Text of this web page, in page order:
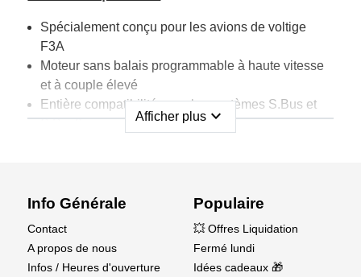
Spécialement conçu pour les avions de voltige
F3A
Moteur sans balais programmable à haute vitesse
et à couple élevé
Entière compatibilité avec les systèmes S.Bus et
S.Bus2
performances durables
Caisse en plastique légère (sections supérieure,
Spécifications de performances:
Afficher plus expand_more
Info Générale
Contact
A propos de nous
Infos / Heures d'ouverture
Populaire
💥 Offres Liquidation
Fermé lundi
Idées cadeaux 🎁